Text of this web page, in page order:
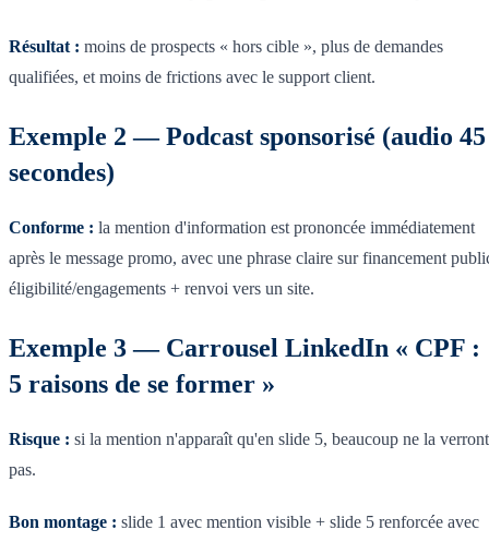
Résultat : moins de prospects « hors cible », plus de demandes
qualifiées, et moins de frictions avec le support client.
Exemple 2 — Podcast sponsorisé (audio 45
secondes)
Conforme : la mention d'information est prononcée immédiatement
après le message promo, avec une phrase claire sur financement
éligibilité/engagements + renvoi vers un site.
Exemple 3 — Carrousel LinkedIn « CPF :
5 raisons de se former »
Risque : si la mention n'apparaît qu'en slide 5, beaucoup ne la verront
pas.
Bon montage : slide 1 avec mention visible + slide 5 renforcée avec